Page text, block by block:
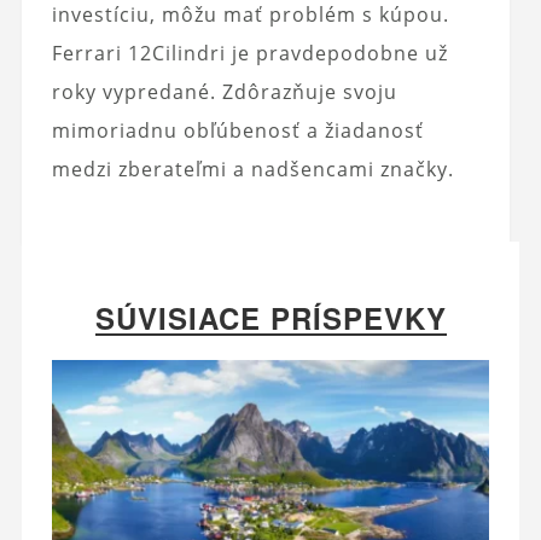
investíciu, môžu mať problém s kúpou.
Ferrari 12Cilindri je pravdepodobne už
roky vypredané. Zdôrazňuje svoju
mimoriadnu obľúbenosť a žiadanosť
medzi zberateľmi a nadšencami značky.
SÚVISIACE PRÍSPEVKY